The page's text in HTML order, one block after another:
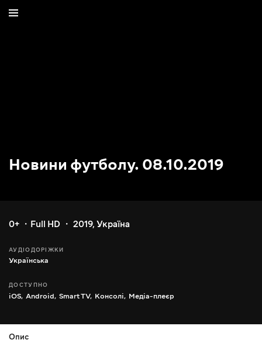
Новини футболу. 08.10.2019
0+ Full HD 2019, Україна
АУДІОДОРІЖКИ
Українська
ДОСТУПНО
iOS, Android, Smart TV, Консолі, Медіа-плеєр
Опис